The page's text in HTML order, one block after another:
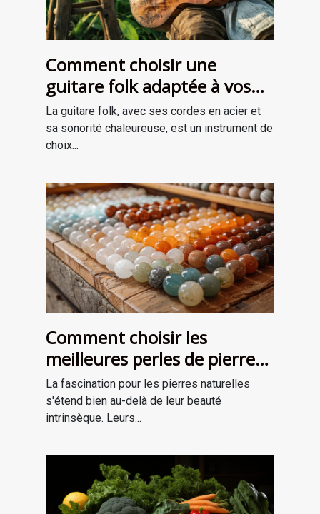
Comment choisir une
guitare folk adaptée à vos
besoins
La guitare folk, avec ses cordes en acier et
sa sonorité chaleureuse, est un instrument de
choix...
Comment choisir les
meilleures perles de pierre
naturelle pour vos projets de
bijouterie et de lithothérapie
La fascination pour les pierres naturelles
s'étend bien au-delà de leur beauté
intrinsèque. Leurs...